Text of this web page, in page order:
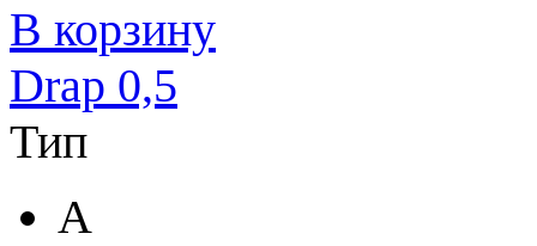
В корзину
Drap 0,5
Тип
A